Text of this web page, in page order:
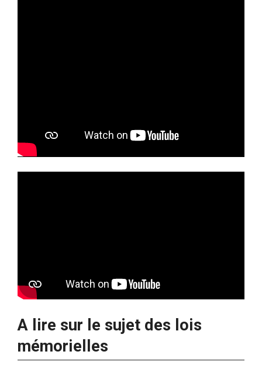
A lire sur le sujet des lois
mémorielles